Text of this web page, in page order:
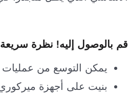
قم بالوصول إليه! نظرة سريعة
يمكن التوسع من
بنيت على أجهزة